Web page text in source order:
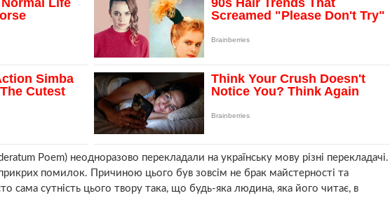
Poem) неодноразово перекладали на українську мову різні перекладачі.
помилок. Причиною цього був зовсім не брак майстерності та
сама сутність цього твору така, що будь-яка людина, яка його читає, в